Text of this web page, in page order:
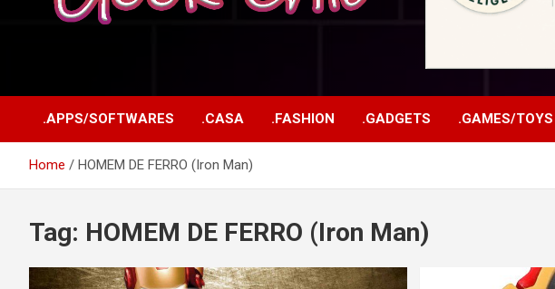
.APPS/SOFTWARES .CASA .FASHION .GADGETS .GAMES/TOYS
Home HOMEM DE FERRO (Iron Man)
Tag: HOMEM DE FERRO (Iron Man)